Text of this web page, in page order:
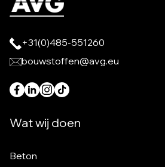
+31(0)485-551260
bouwstoffen@avg.eu
Wat wij doen
Beton